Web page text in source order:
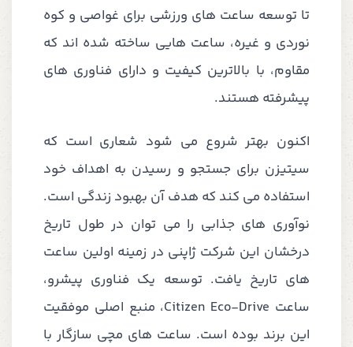
تا توسعه ساعت های ورزشی برای غواصی و کوه
نوردی و غیره، ساعت هایی ساخته شده اند که
مقاوم، با بالاترین کیفیت و دارای فناوری های
پیشرفته هستند.
اکنون بهتر شروع می شود شعاری است که
سیتیزن برای جستجو و رسیدن به اهداف خود
استفاده می کند که هدف آن بهبود زندگی است.
نوآوری های جذابی را می توان در طول تاریخ
درخشان این شرکت ژاپنی در زمینه اولین ساعت
های تاریخ یافت. توسعه یک فناوری پیشرو،
ساعت Citizen Eco-Drive، منبع اصلی موفقیت
این برند بوده است. ساعت های مچی سازگار با